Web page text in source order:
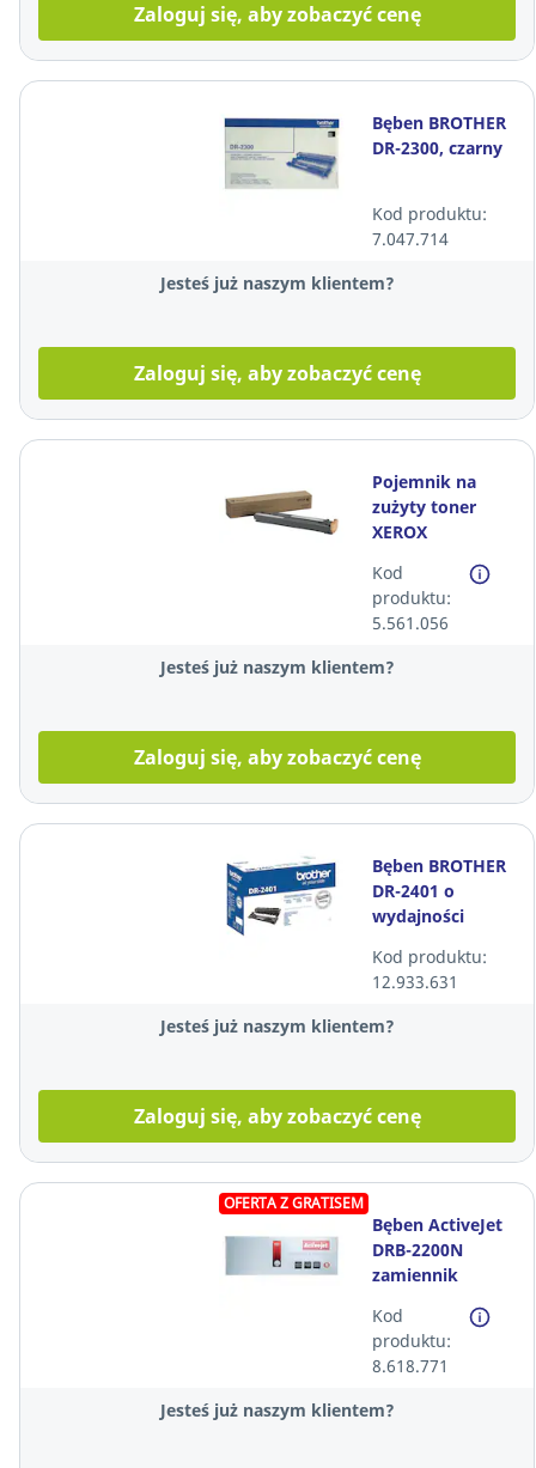
Zaloguj się, aby zobaczyć cenę
Bęben BROTHER
DR-2300, czarny
Kod produktu:
7.047.714
Jesteś już naszym klientem?
Zaloguj się, aby zobaczyć cenę
Pojemnik na
zużyty toner
XEROX
Kod
produktu:
5.561.056
Jesteś już naszym klientem?
Zaloguj się, aby zobaczyć cenę
Bęben BROTHER
DR-2401 o
wydajności
czarny
Kod produktu:
12.933.631
Jesteś już naszym klientem?
Zaloguj się, aby zobaczyć cenę
OFERTA Z GRATISEM
Bęben ActiveJet
DRB-2200N
zamiennik
czarny*
Kod
produktu:
8.618.771
Jesteś już naszym klientem?